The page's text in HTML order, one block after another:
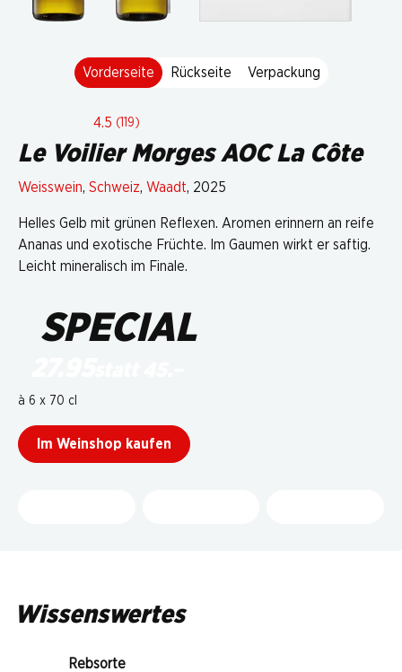
Vorderseite Rückseite Verpackung
4.5 (119)
Le Voilier Morges AOC La Côte
Weisswein, Schweiz, Waadt, 2025
Helles Gelb mit grünen Reflexen. Aromen erinnern an reife
Ananas und exotische Früchte. Im Gaumen wirkt er saftig.
Leicht mineralisch im Finale.
SPECIAL
à 6 x 70 cl
Im Weinshop kaufen
Wissenswertes
Rebsorte